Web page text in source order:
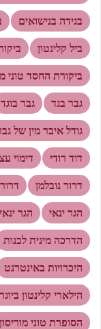
בגידה בנישואים
ביל קלינטון
ביקורת החסד טוני
גבר בגד גבר בוגד
גודל איבר מין של
דוד רודי דימוי
דרור נובלמן
הגר ינאי הגר
הדרכה מינית לבנות
היכרויות באינטרנט
הילארי קלינטון
הסופרת טוני מוריסון